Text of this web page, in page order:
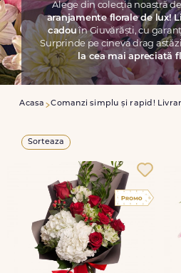
Alege din colecția noastră de
aranjamente florale de lux!
cadouîn Giuvărăști, cu
Surprinde pe cineva drag
la cea mai apreciată
Acasa Comanzi simplu și rapid!
Sorteaza